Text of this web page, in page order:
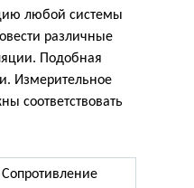
любой системы
различные
Подобная
Измерительное
соответствовать
Сопротивление